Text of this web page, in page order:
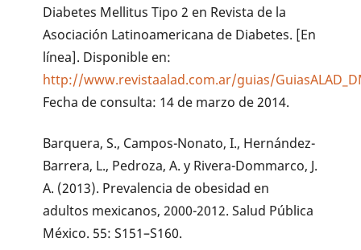
Diabetes Mellitus Tipo 2 en Revista de la
Asociación Latinoamericana de Diabetes. [En
línea]. Disponible en:
http://www.revistaalad.com.ar/guias/
Fecha de consulta: 14 de marzo de 2014.
Barquera, S., Campos-Nonato, I., Hernández-
Barrera, L., Pedroza, A. y Rivera-Dommarco, J.
A. (2013). Prevalencia de obesidad en
adultos mexicanos, 2000-2012. Salud Pública
México. 55: S151–S160.